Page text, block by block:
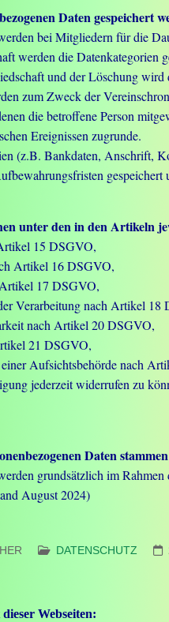
Daten gespeichert
bei Mitgliedern für die
werden die Datenkategorien
und der Löschung wird
zum Zweck der
die betroffene Person
Ereignissen zugrunde.
(z.B. Bankdaten, Anschrift,
unter den in den Artikeln
15 DSGVO,
Artikel 16 DSGVO,
17 DSGVO,
Verarbeitung nach Artikel 18
nach Artikel 20 DSGVO,
21 DSGVO,
Aufsichtsbehörde nach
jederzeit widerrufen zu
Daten stammen
grundsätzlich im
August 2024)
DATENSCHUTZ
Webseiten: